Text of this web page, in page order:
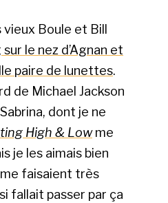
Boule et Bill
le nez d’Agnan et
paire de lunettes.
de Michael Jackson
dont je ne
High & Lowme
je les aimais bien
faisaient très
fallait passer par ça